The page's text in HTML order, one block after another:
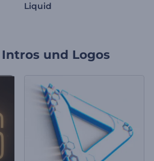
Liquid
Intros und Logos